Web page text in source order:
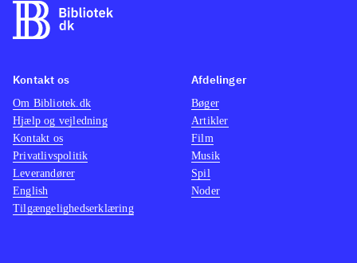
Kontakt os
Om Bibliotek.dk
Hjælp og vejledning
Kontakt os
Privatlivspolitik
Leverandører
English
Tilgængelighedserklæring
Afdelinger
Bøger
Artikler
Film
Musik
Spil
Noder